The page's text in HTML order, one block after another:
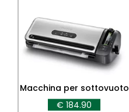
Macchina per sottovuoto
FFS017X
€ 184.90